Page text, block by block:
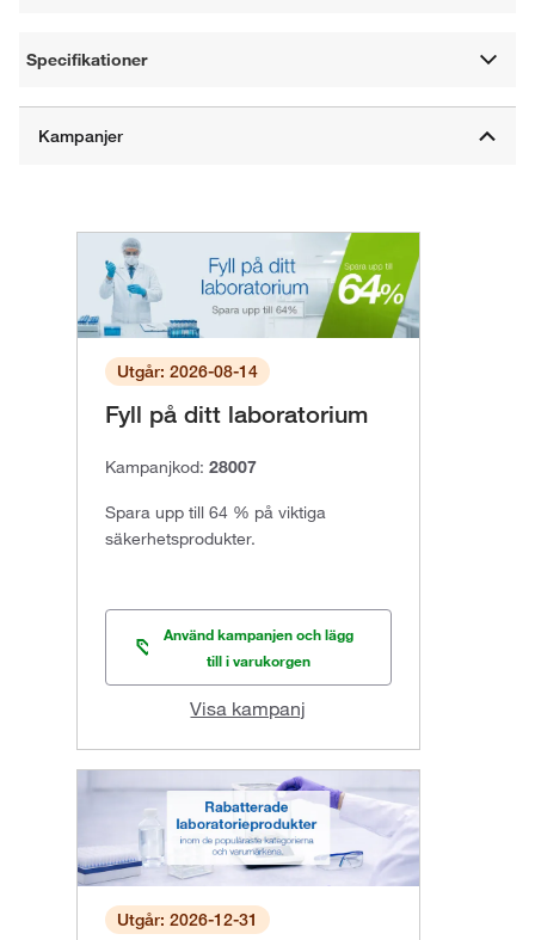
Specifikationer
Utgår: 2026-08-14
Fyll på ditt laboratorium
Kampanjkod: 28007
Spara upp till 64 % på viktiga
säkerhetsprodukter.
Använd kampanjen och lägg
till i varukorgen
Visa kampanj
Utgår: 2026-12-31